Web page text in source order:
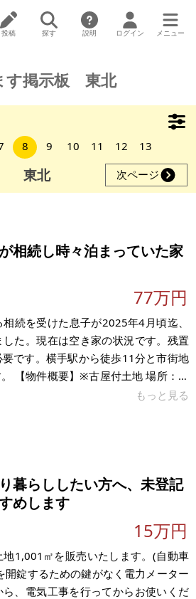
投稿 探す 説明 ログイン メニュー
す掲示板 東北
8 9 10 11 12
13
東北 次ページ
相続し時々泊まっていた家
77万円
続を受けた息子が2025年4月頃迄、
た。現在は空き家の状況です。残置
です。横手駅から徒歩11分と市街地
秋
237.47㎡ 建物：117㎡ 構造：木造2階
もっと見る
暮らししたい方へ、未登記
めします
15万円
1,001㎡を販売いたします。(自動車
開錠するための鍵がなく電力メーター
、電気工事を行ってからお使いくだ